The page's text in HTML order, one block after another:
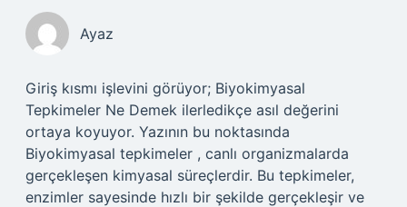
Ayaz
Giriş kısmı işlevini görüyor; Biyokimyasal
Tepkimeler Ne Demek ilerledikçe asıl değerini
ortaya koyuyor. Yazının bu noktasında
Biyokimyasal tepkimeler , canlı organizmalarda
gerçekleşen kimyasal süreçlerdir. Bu tepkimeler,
enzimler sayesinde hızlı bir şekilde gerçekleşir ve